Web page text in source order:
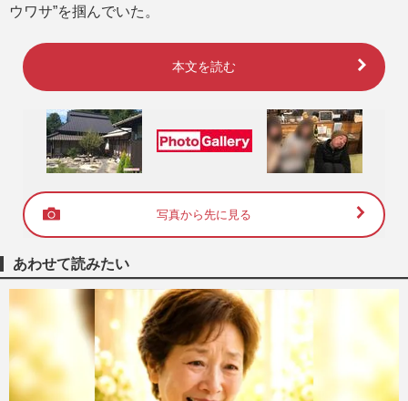
ウワサ”を掴んでいた。
本文を読む
写真から先に見る
あわせて読みたい